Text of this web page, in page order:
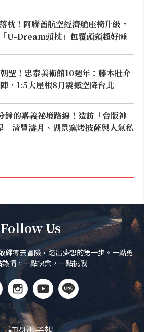
枕！阿聯酋航空經濟艙座椅升級，
U-Dream頭枕」包覆頭頸超好睡
聖！忠泰美術館10週年：藤本壯介
，1:5大屋根8月震撼空降台北
鐘的嘉義祕境路線！造訪「台版神
」清豐濤月、湖景窯烤披薩與人氣私
Follow Us
歸零去冒險，踏出夢想的第一步。一點勇
情，一點快樂，一點挑戰